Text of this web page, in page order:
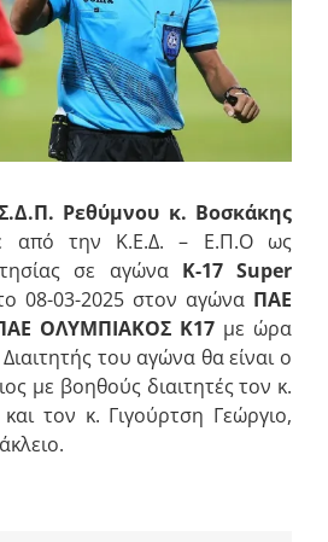
Ρεθύμνου κ. Βοσκάκης
από την Κ.Ε.Δ. – Ε.Π.Ο ως
σε αγώνα K-17 Super
08-03-2025 στον αγώνα ΠΑΕ
ΟΛΥΜΠΙΑΚΟΣ Κ17 με ώρα
του αγώνα θα είναι ο
με βοηθούς διαιτητές τον κ.
τον κ. Γιγούρτση Γεώργιο,